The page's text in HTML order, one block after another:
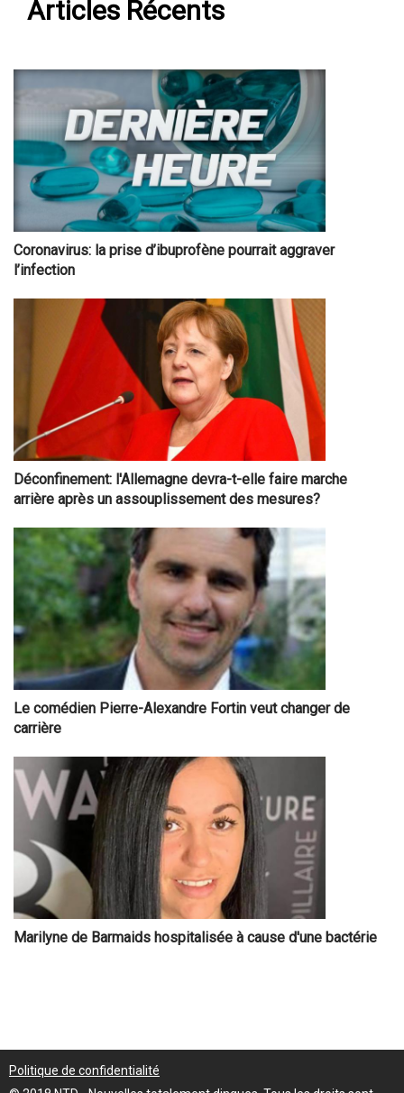
Articles Récents
Coronavirus: la prise d’ibuprofène pourrait aggraver
l’infection
Déconfinement: l'Allemagne devra-t-elle faire marche
arrière après un assouplissement des mesures?
Le comédien Pierre-Alexandre Fortin veut changer de
carrière
Marilyne de Barmaids hospitalisée à cause d'une bactérie
Politique de confidentialité